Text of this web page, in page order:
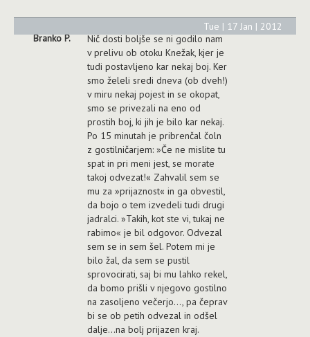
Branko P.
Nič dosti boljše se ni godilo nam
v prelivu ob otoku Knežak, kjer je
tudi postavljeno kar nekaj boj. Ker
smo želeli sredi dneva (ob dveh!)
v miru nekaj pojest in se okopat,
smo se privezali na eno od
prostih boj, ki jih je bilo kar nekaj.
Po 15 minutah je pribrenčal čoln
z gostilničarjem: »Če ne mislite tu
spat in pri meni jest, se morate
takoj odvezat!« Zahvalil sem se
mu za »prijaznost« in ga obvestil,
da bojo o tem izvedeli tudi drugi
jadralci. »Takih, kot ste vi, tukaj ne
rabimo« je bil odgovor. Odvezal
sem se in sem šel. Potem mi je
bilo žal, da sem se pustil
sprovocirati, saj bi mu lahko rekel,
da bomo prišli v njegovo gostilno
na zasoljeno večerjo…, pa čeprav
bi se ob petih odvezal in odšel
dalje…na bolj prijazen kraj.
Tue | 17 Jan | 2012